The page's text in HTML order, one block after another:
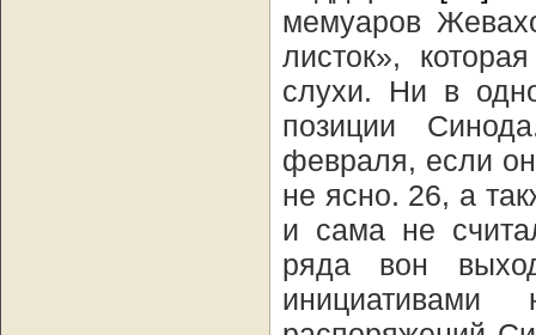
мемуаров
листок»,
слухи. Ни в
позиции
февраля, если
не ясно. 26, а
и сама не
ряда вон